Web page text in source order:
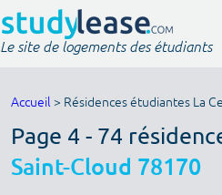
Le site de logements des étudiants
Accueil > Résidences étudiantes La
Page 4 - 74
Saint-Cloud 78170